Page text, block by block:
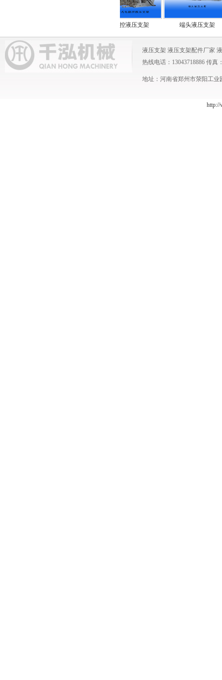
电液控液压支架 端头液压支架
液压支架 液压支架配件厂家
热线电话：13043718886 传真
地址：河南省郑州市荥阳工业
http://